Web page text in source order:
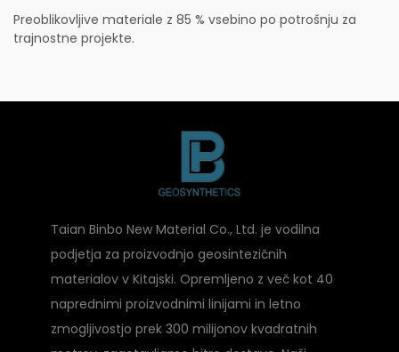
Preoblikovljive materiale z 85 % vsebino po potrošnju za
trajnostne projekte.
Taian Binbo New Material Co., Ltd. je vodilna
podjetja za proizvodnjo geosintezičnih
materialov v Kitajski. Opremljeno z več kot 40
naprednimi proizvodnimi linijami in letno
zmogljivostjo prek 300 milijonov kvadratnih